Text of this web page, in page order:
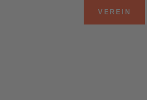
VEREIN